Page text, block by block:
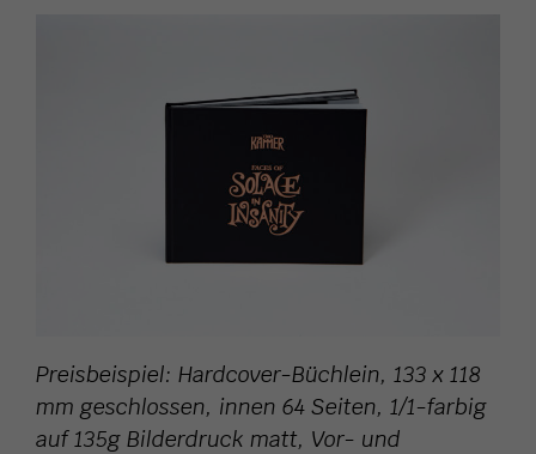
Preisbeispiel: Hardcover-Büchlein, 133 x 118
mm geschlossen, innen 64 Seiten, 1/1-farbig
auf 135g Bilderdruck matt, Vor- und